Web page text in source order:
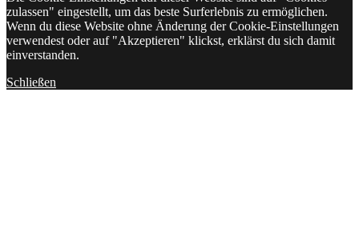
zulassen" eingestellt, um das beste Surferlebnis zu ermöglichen.
Wenn du diese Website ohne Änderung der Cookie-Einstellungen
verwendest oder auf "Akzeptieren" klickst, erklärst du sich damit
einverstanden.
Schließen